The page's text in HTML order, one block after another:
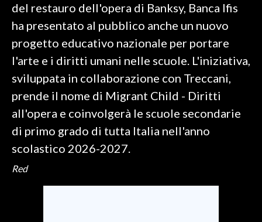
del restauro dell'opera di Banksy, Banca Ifis
ha presentato al pubblico anche un nuovo
progetto educativo nazionale per portare
l'arte e i diritti umani nelle scuole. L'iniziativa,
sviluppata in collaborazione con Treccani,
prende il nome di Migrant Child - Diritti
all'opera e coinvolgerà le scuole secondarie
di primo grado di tutta Italia nell'anno
scolastico 2026-2027.
Red